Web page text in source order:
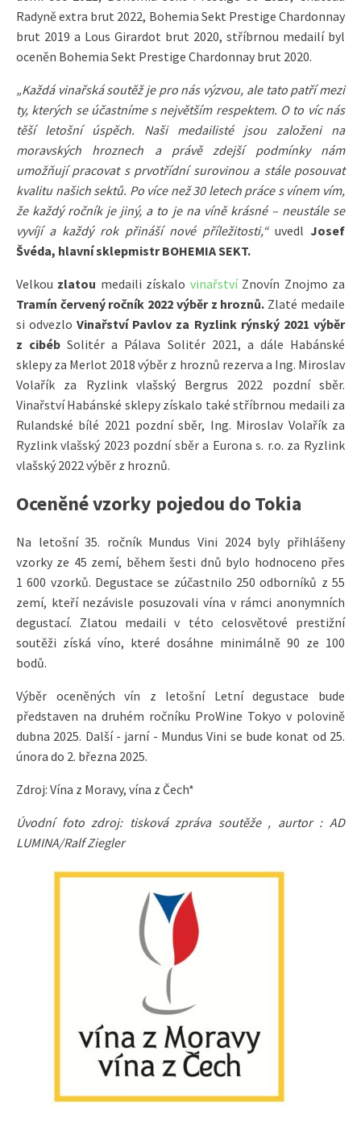
Radyně extra brut 2022, Bohemia Sekt Prestige Chardonnay
brut 2019 a Lous Girardot brut 2020, stříbrnou medailí byl
oceněn Bohemia Sekt Prestige Chardonnay brut 2020.
„Každá vinařská soutěž je pro nás výzvou, ale tato patří mezi
ty, kterých se účastníme s největším respektem. O to víc nás
těší letošní úspěch. Naši medailisté jsou založeni na
moravských hroznech a právě zdejší podmínky nám
umožňují pracovat s prvotřídní surovinou a stále posouvat
kvalitu našich sektů. Po více než 30 letech práce s vínem vím,
že každý ročník je jiný, a to je na víně krásné – neustále se
vyvíjí a každý rok přináší nové příležitosti,“ uvedl Josef
Švéda, hlavní sklepmistr BOHEMIA SEKT.
Velkou zlatou medaili získalo vinařství Znovín Znojmo za
Tramín červený ročník 2022 výběr z hroznů. Zlaté medaile
si odvezlo Vinařství Pavlov za Ryzlink rýnský 2021 výběr
z cibébSolitér a Pálava Solitér 2021, a dále Habánské
sklepy za Merlot 2018 výběr z hroznů rezerva a Ing. Miroslav
Volařík za Ryzlink vlašský Bergrus 2022 pozdní sběr.
Vinařství Habánské sklepy získalo také stříbrnou medaili za
Rulandské bílé 2021 pozdní sběr, Ing. Miroslav Volařík za
Ryzlink vlašský 2023 pozdní sběr a Eurona s. r.o. za Ryzlink
vlašský 2022 výběr z hroznů.
Oceněné vzorky pojedou do Tokia
Na letošní 35. ročník Mundus Vini 2024 byly přihlášeny
vzorky ze 45 zemí, během šesti dnů bylo hodnoceno přes
1 600 vzorků. Degustace se zúčastnilo 250 odborníků z 55
zemí, kteří nezávisle posuzovali vína v rámci anonymních
degustací. Zlatou medaili v této celosvětové prestižní
soutěži získá víno, které dosáhne minimálně 90 ze 100
bodů.
Výběr oceněných vín z letošní Letní degustace bude
představen na druhém ročníku ProWine Tokyo v polovině
dubna 2025. Další - jarní - Mundus Vini se bude konat od 25.
února do 2. března 2025.
Zdroj: Vína z Moravy, vína z Čech*
Úvodní foto zdroj: tisková zpráva soutěže , aurtor : AD
LUMINA/Ralf Ziegler